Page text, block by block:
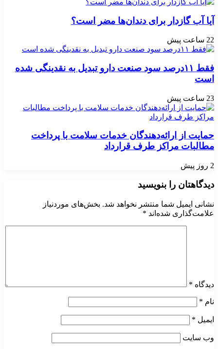
آیا آب گازدار برای دندان‌ها مضر است؟
22 ساعت پیش
فقط ۱۱‌درصد سود صنعت دارو تبدیل به نقدینگی شده
است
23 ساعت پیش
حمایت از ارائه‌دهندگان خدمات سلامت با پرداخت
مطالبات مراکز طرف قرارداد
2 روز پیش
دیدگاهتان را بنویسید
نشانی ایمیل شما منتشر نخواهد شد. بخش‌های موردنیاز
علامت‌گذاری شده‌اند *
دیدگاه *
نام *
ایمیل *
وب‌ سایت